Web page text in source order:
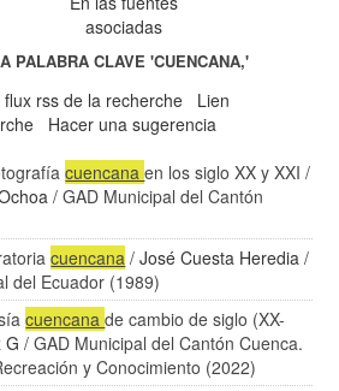
asociadas
PALABRA CLAVE'CUENCANA,'
rss de la recherche
Lien
Hacer una sugerencia
cuencanaen los siglo XX y XXI /
/ GAD Municipal del Cantón
cuencana /José Cuesta Heredia /
del Ecuador (1989)
cuencanade cambio de siglo (XX-
G / GAD Municipal del Cantón Cuenca.
y Conocimiento (2022)